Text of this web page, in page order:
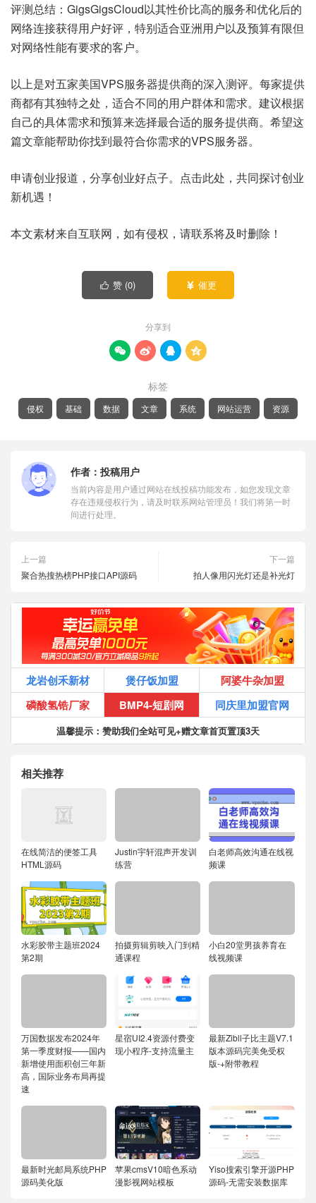
评测总结：GigsGigsCloud以其性价比高的服务和优化后的
网络连接获得用户好评，特别适合亚洲用户以及预算有限但
对网络性能有要求的客户。
以上是对五家美国VPS服务器提供商的深入测评。每家提供
商都有其独特之处，适合不同的用户群体和需求。建议根据
自己的具体需求和预算来选择最合适的服务提供商。希望这
篇文章能帮助你找到最符合你需求的VPS服务器。
申请创业报道，分享创业好点子。点击此处，共同探讨创业
新机遇！
本文素材来自互联网，如有侵权，请联系将及时删除！
 赞 (0)  催更
分享到
   
标签
侵权 基础 数据 文章 系统 网站运营 资源
作者： 投稿用户
当前内容是用户通过网站在线投稿功能发布，如您发现文章
存在违规侵权行为，请及时联系网站管理员！我们将第一时
间进行处理。
上一篇
聚合热搜热榜PHP接口API源码
下一篇
拍人像用闪光灯还是补光灯
龙岩创禾新材 煲仔饭加盟
阿婆牛杂加盟
磷酸氢锆厂家
BMP4-短剧网 同庆里加盟官网
温馨提示：赞助我们全站可见+赠文章首页置顶3天
相关推荐
在线简洁的便签工具
HTML源码
Justin宇轩混声开发训
练营
白老师高效沟通在线视
频课
水彩胶带主题班2024
第2期
拍摄剪辑剪映入门到精
通课程
小白20堂男孩养育在
线视频课
万国数据发布2024年
第一季度财报——国内
新增使用面积创三年新
高，国际业务布局再提
速
星宿UI2.4资源付费变
现小程序-支持流量主
最新Zibll子比主题V7.1
版本源码完美免受权
版-+附带教程
最新时光邮局系统PHP
源码美化版
苹果cmsV10暗色系动
漫影视网站模板
Yiso搜索引擎开源PHP
源码-无需安装数据库